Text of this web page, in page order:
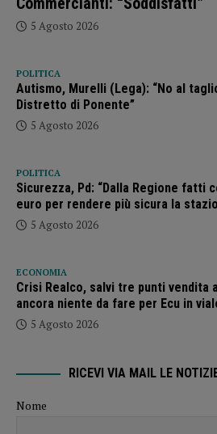
5 Agosto 2026
POLITICA
Autismo, Murelli (Lega): “No al
Distretto di Ponente”
5 Agosto 2026
POLITICA
Sicurezza, Pd: “Dalla Regione fatti
euro per rendere più sicura la
5 Agosto 2026
ECONOMIA
Crisi Realco, salvi tre punti vendita
ancora niente da fare per Ecu in
5 Agosto 2026
RICEVI VIA MAIL LE
Nome